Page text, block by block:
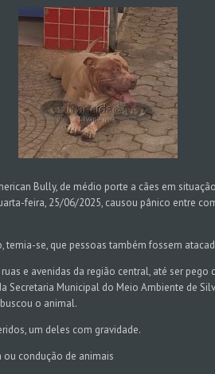
Bully, de médio porte a cães em
feira, 25/06/2025, causou pânico entre
temia-se, que pessoas também fossem
e avenidas da região central, até ser pego
Secretaria Municipal do Meio Ambiente de
o animal.
um deles com gravidade.
ou condução de animais